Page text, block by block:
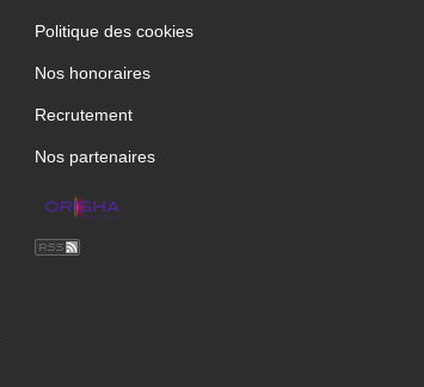
Politique des cookies
Nos honoraires
Recrutement
Nos partenaires